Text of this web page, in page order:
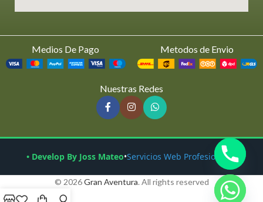
Medios De Pago Metodos de Envio
Nuestras Redes
• Develop By Joss Mateo•Servicios Web Profesionales
© 2026Gran Aventura. All rights reserved